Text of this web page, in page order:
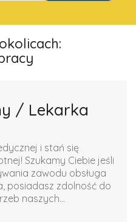
/ Lekarka
i stań się
Szukamy Ciebie jeśli
zawodu obsługa
posiadasz zdolność do
naszych...